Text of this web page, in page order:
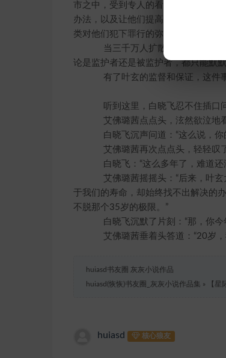
市之中，受到专人的看护与监视。叶
办法，以及让他们提高生育能力的办
类对他们犯下罪行的弥补。
当三千万人扩散到整个地球，就
论是监护者还是被监护者，都只能默
有了叶玄的监督和保证，这件事
听到这里，白晓飞忍不住插口问
艾佛璐茜点点头，泫然欲泣地看
白晓飞沉声问道：“这么说，你
艾佛璐茜再次点点头，轻轻叹了
白晓飞：“这么多年了，难道还
艾佛璐茜摇摇头：“后来，叶玄
于我们的寿命，却始终找不出解决的
不脱那个35岁的极限。”
白晓飞沉默了片刻：“那，你今
艾佛璐茜垂着头答道：“20岁，
huiasd书友圈 灰灰小说作品
huiasd(恢恢)书友圈_灰灰小说作品集 » 【星
huiasd 核心狼友